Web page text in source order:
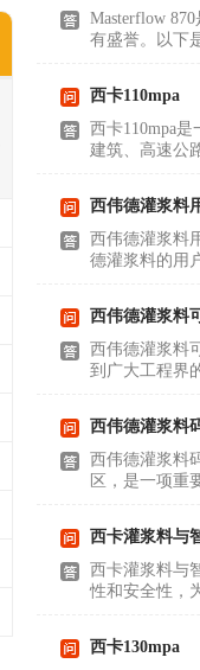
Masterflow
有盛誉。以下
西卡110mpa
西卡110mpa
建筑、高速公
西伟德灌浆料
西伟德灌浆料
德灌浆料的用
西伟德灌浆料
西伟德灌浆料
到广大工程界
西伟德灌浆料
西伟德灌浆料
区，是一项重
西卡灌浆料与
西卡灌浆料与
性和安全性，
西卡130mpa